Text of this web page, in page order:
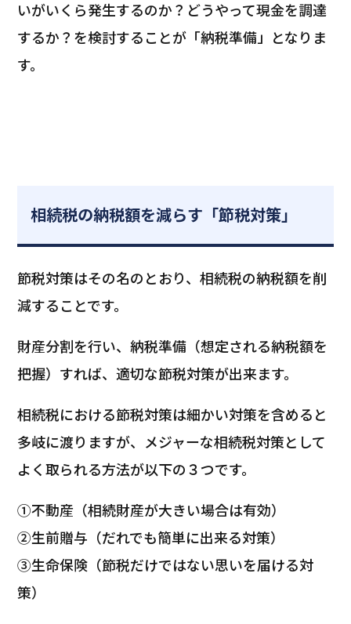
いがいくら発生するのか？どうやって現金を調達
するか？を検討することが「納税準備」となりま
す。
相続税の納税額を減らす「節税対策」
節税対策はその名のとおり、相続税の納税額を削
減することです。
財産分割を行い、納税準備（想定される納税額を
把握）すれば、適切な節税対策が出来ます。
相続税における節税対策は細かい対策を含めると
多岐に渡りますが、メジャーな相続税対策として
よく取られる方法が以下の３つです。
①不動産（相続財産が大きい場合は有効）
②生前贈与（だれでも簡単に出来る対策）
③生命保険（節税だけではない思いを届ける対
策）